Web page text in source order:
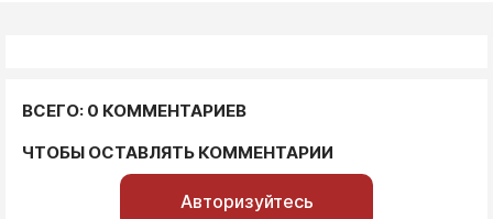
ВСЕГО: 0 КОММЕНТАРИЕВ
ЧТОБЫ ОСТАВЛЯТЬ КОММЕНТАРИИ
Авторизуйтесь